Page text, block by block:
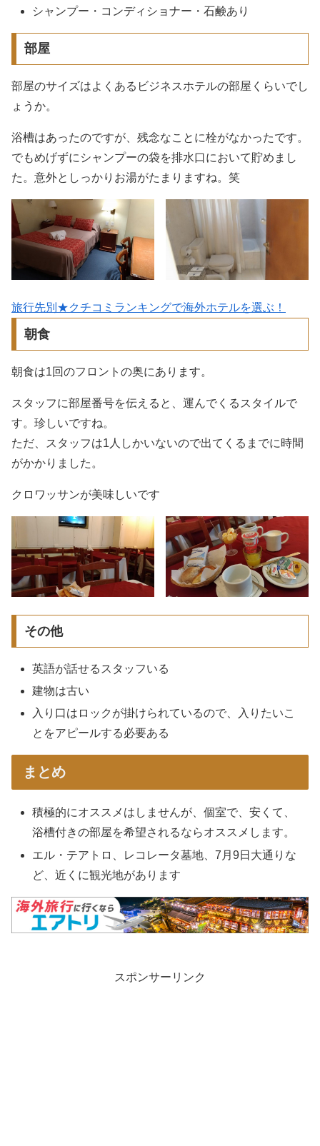
シャンプー・コンディショナー・石鹸あり
部屋
部屋のサイズはよくあるビジネスホテルの部屋くらいでし
ょうか。
浴槽はあったのですが、残念なことに栓がなかったです。
でもめげずにシャンプーの袋を排水口において貯めまし
た。意外としっかりお湯がたまりますね。笑
旅行先別★クチコミランキングで海外ホテルを選ぶ！
朝食
朝食は1回のフロントの奥にあります。
スタッフに部屋番号を伝えると、運んでくるスタイルで
す。珍しいですね。
ただ、スタッフは1人しかいないので出てくるまでに時間
がかかりました。
クロワッサンが美味しいです
その他
英語が話せるスタッフいる
建物は古い
入り口はロックが掛けられているので、入りたいこ
とをアピールする必要ある
まとめ
積極的にオススメはしませんが、個室で、安くて、
浴槽付きの部屋を希望されるならオススメします。
エル・テアトロ、レコレータ墓地、7月9日大通りな
ど、近くに観光地があります
スポンサーリンク